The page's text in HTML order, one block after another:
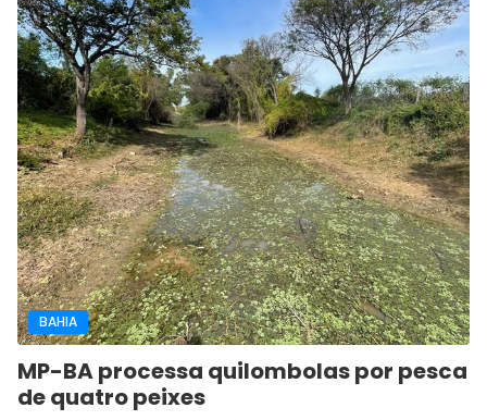
BAHIA
MP-BA processa quilombolas por pesca
de quatro peixes